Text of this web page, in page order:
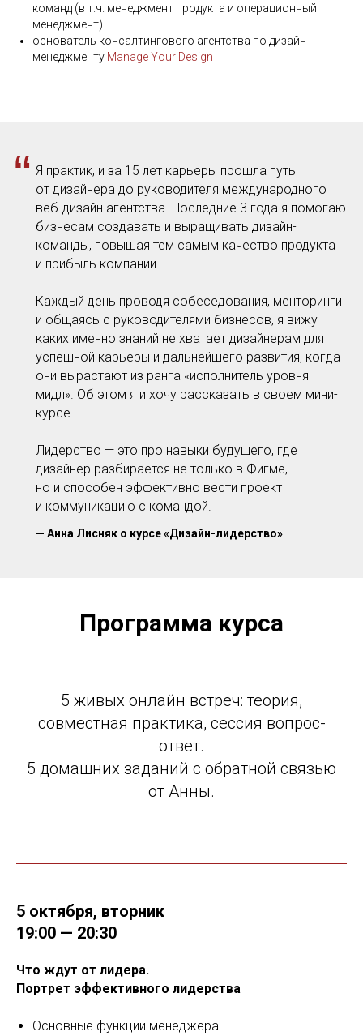
команд (в т.ч. менеджмент продукта и операционный
менеджмент)
основатель консалтингового агентства по дизайн-
менеджменту Manage Your Design
“ Я практик, и за 15 лет карьеры прошла путь
от дизайнера до руководителя международного
веб-дизайн агентства. Последние 3 года я помогаю
бизнесам создавать и выращивать дизайн-
команды, повышая тем самым качество продукта
и прибыль компании.
Каждый день проводя собеседования, менторинги
и общаясь с руководителями бизнесов, я вижу
каких именно знаний не хватает дизайнерам для
успешной карьеры и дальнейшего развития, когда
они вырастают из ранга «исполнитель уровня
мидл». Об этом я и хочу рассказать в своем мини-
курсе.
Лидерство — это про навыки будущего, где
дизайнер разбирается не только в Фигме,
но и способен эффективно вести проект
и коммуникацию с командой.
— Анна Лисняк о курсе «Дизайн-лидерство»
Программа курса
5 живых онлайн встреч: теория,
совместная практика, сессия вопрос-
ответ.
5 домашних заданий с обратной связью
от Анны.
5 октября, вторник
19:00 — 20:30
Что ждут от лидера.
Портрет эффективного лидерства
Основные функции менеджера